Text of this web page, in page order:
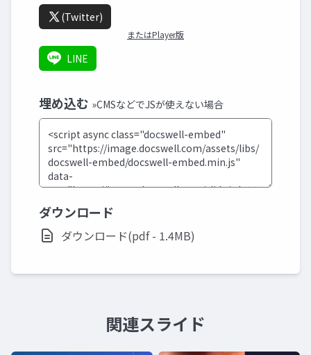
(Twitter)
またはPlayer版
LINE
埋め込む »CMSなどでJSが使えない場合
ダウンロード
ダウンロード(pdf - 1.4MB)
関連スライド